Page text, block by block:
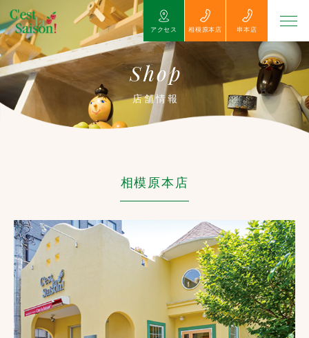
アクセス 相模原本店 串本店
Shop
店舗情報
相模原本店